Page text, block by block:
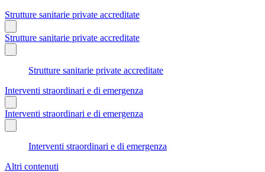
Strutture sanitarie private accreditate
Strutture sanitarie private accreditate
Strutture sanitarie private accreditate
Interventi straordinari e di emergenza
Interventi straordinari e di emergenza
Interventi straordinari e di emergenza
Altri contenuti